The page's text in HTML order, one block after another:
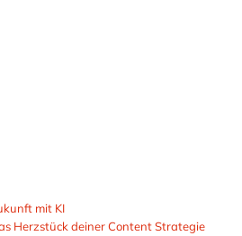
mit KI
Herzstück deiner Content Strategie